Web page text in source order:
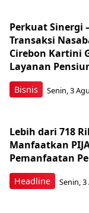
Bisnis
Perkuat Sinergi
Transaksi
Cirebon Kartini
Layanan
Senin, 3
Headline
Lebih dari 718
Manfaatkan
Pemanfaatan
Senin, 3